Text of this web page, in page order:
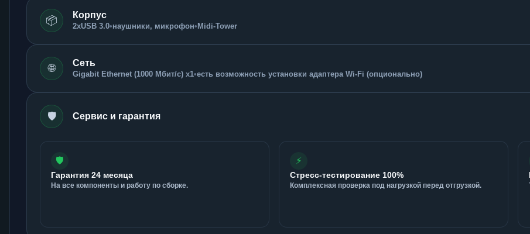
📦 Корпус
2xUSB 3.0•наушники, микрофон• Midi-Tower
🌐 Сеть
Gigabit Ethernet (1000 Мбит/с) x1•есть возможность установки адаптера Wi-Fi (опционально)
🛡️ Сервис и гарантия
🛡️
Гарантия 24 месяца
На все компоненты и работу по сборке.
⚡
Стресс-тестирование 100%
Комплексная проверка под нагрузкой перед отгрузкой.